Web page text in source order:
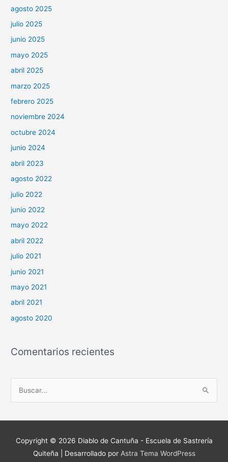
agosto 2025
julio 2025
junio 2025
mayo 2025
abril 2025
marzo 2025
febrero 2025
noviembre 2024
octubre 2024
junio 2024
abril 2023
agosto 2022
julio 2022
junio 2022
mayo 2022
abril 2022
julio 2021
junio 2021
mayo 2021
abril 2021
agosto 2020
Comentarios recientes
s
Copyright © 2026 Diablo de Cantuña - Escuela de Sastrería
Quiteña | Desarrollado por Astra Tema WordPress